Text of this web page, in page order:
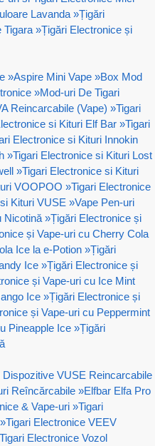
Lavanda »Țigări
Tigara »Țigări Electronice și
»Aspire Mini Vape »Box Mod
»Mod-uri De Tigari
Reincarcabile (Vape) »Tigari
si Kituri Elf Bar »Tigari
Electronice si Kituri Innokin
»Tigari Electronice si Kituri Lost
»Tigari Electronice si Kituri
VOOPOO »Tigari Electronice
Kituri VUSE »Vape Pen-uri
Nicotină »Țigări Electronice și
și Vape-uri cu Cherry Cola
Ice la e-Potion »Țigări
Ice »Țigări Electronice și
și Vape-uri cu Ice Mint
Ice »Țigări Electronice și
și Vape-uri cu Peppermint
Pineapple Ice »Țigări
VUSE Reincarcabile
Reîncărcabile »Elfbar Elfa Pro
& Vape-uri »Tigari
»Tigari Electronice VEEV
Tigari Electronice Vozol